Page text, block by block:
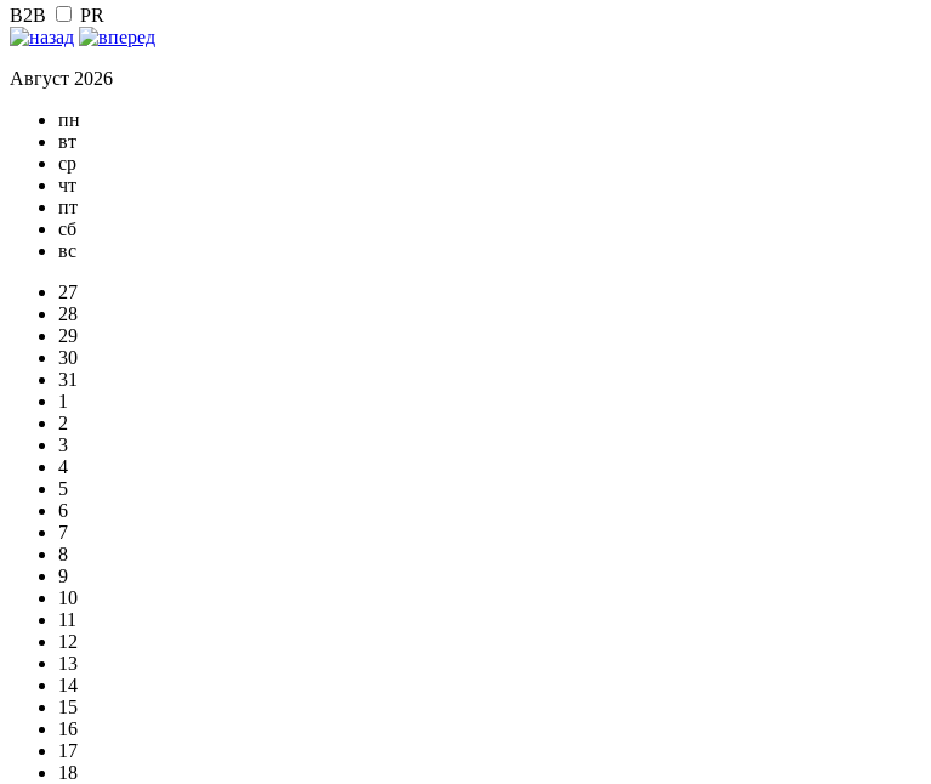
B2B PR
Август 2026
пн
вт
ср
чт
пт
сб
вс
27
28
29
30
31
1
2
3
4
5
6
7
8
9
10
11
12
13
14
15
16
17
18